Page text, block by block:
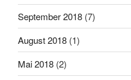
September 2018 (7)
August 2018 (1)
Mai 2018 (2)